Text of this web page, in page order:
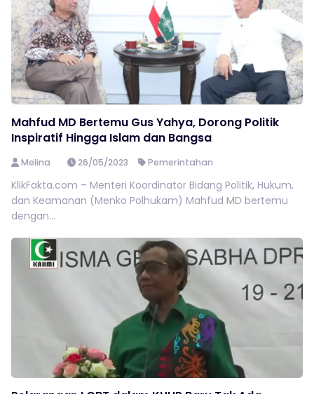
Mahfud MD Bertemu Gus Yahya, Dorong Politik
Inspiratif Hingga Islam dan Bangsa
Melina 26/05/2023 Pemerintahan
KlikFakta.com – Menteri Koordinator Bidang Politik, Hukum,
dan Keamanan (Menko Polhukam) Mahfud MD bertemu
dengan...